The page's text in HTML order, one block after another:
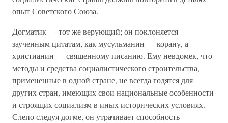
опыт Советского Союза.
Догматик — тот же верующий; он поклоняется
заученным цитатам, как мусульманин — корану, а
христианин — священному писанию. Ему невдомек, что
методы и средства социалистического строительства,
примененные в одной стране, не всегда годятся для
других стран, имеющих свои национальные особенности
и строящих социализм в иных исторических условиях.
Слепо следуя догме, он утрачивает способность